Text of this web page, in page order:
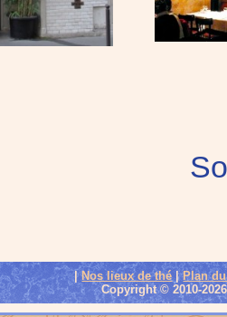
|Nos lieux de thé |Plan
Copyright © 2010-